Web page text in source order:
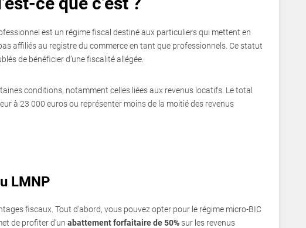
est un régime fiscal destiné aux particuliers qui mettent en
affiliés au registre du commerce en tant que professionnels. Ce statut
de bénéficier d’une fiscalité allégée.
conditions, notamment celles liées aux revenus locatifs. Le total
à 23 000 euros ou représenter moins de la moitié des revenus
LMNP
fiscaux. Tout d’abord, vous pouvez opter pour le régime micro-BIC
de profiter d’un abattement forfaitaire de 50% sur les revenus